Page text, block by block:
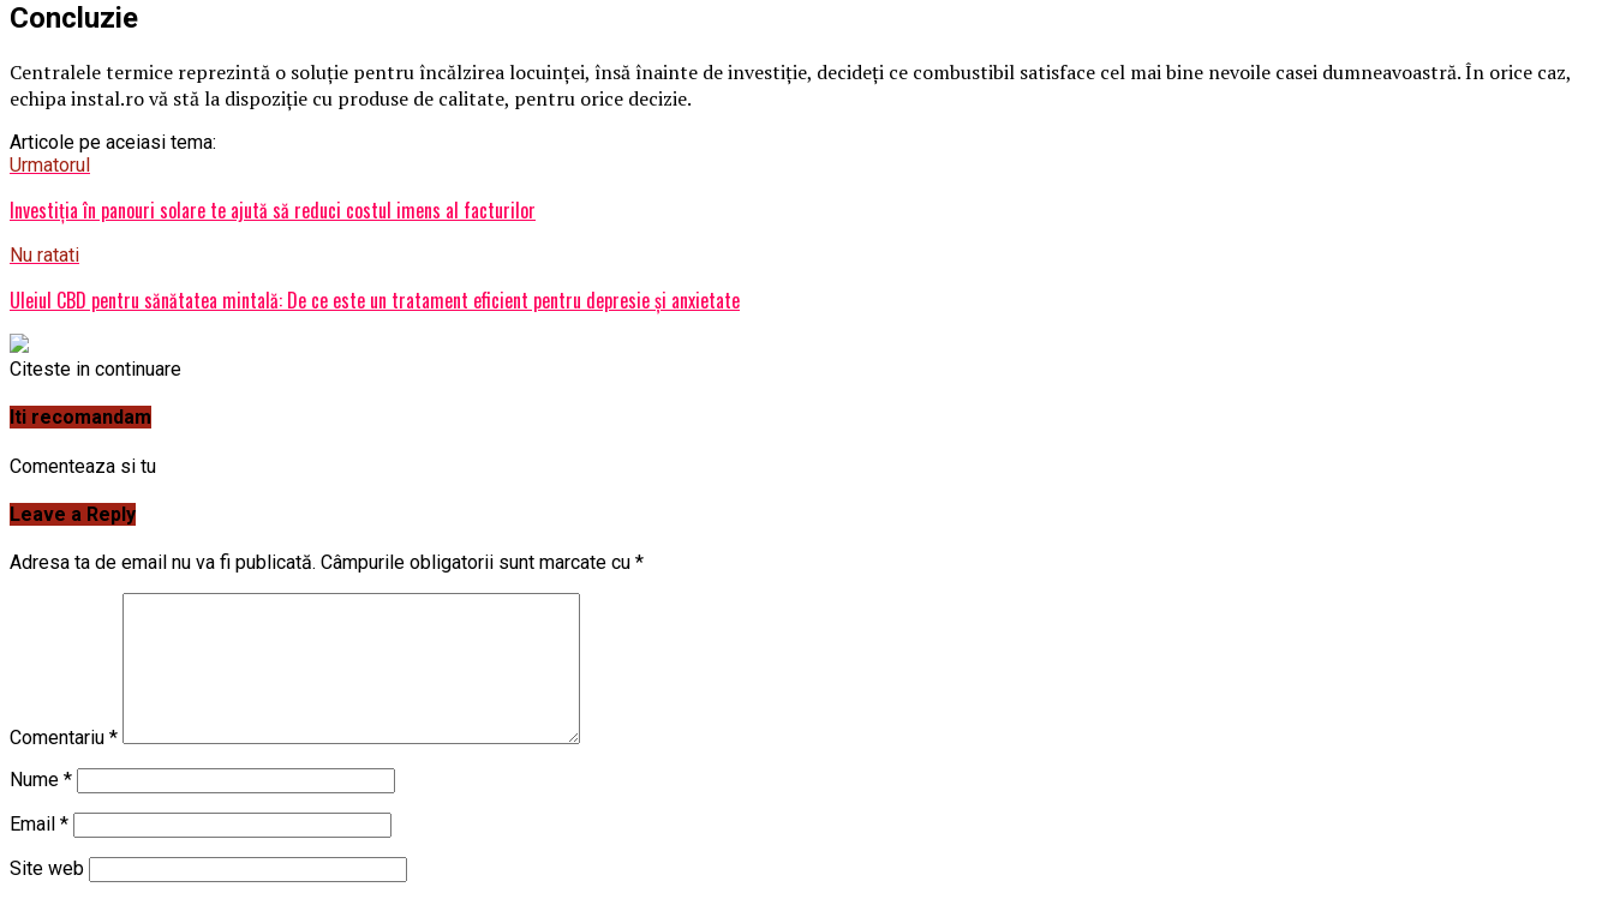
Concluzie
Centralele termice reprezintă o soluție pentru încălzirea locuinței, însă înainte de investiție, decideți ce combustibil satisface cel mai bine nevoile casei dumneavoastră. În orice caz,
echipa instal.ro vă stă la dispoziție cu produse de calitate, pentru orice decizie.
Articole pe aceiasi tema:
Urmatorul
Investiţia în panouri solare te ajută să reduci costul imens al facturilor
Nu ratati
Uleiul CBD pentru sănătatea mintală: De ce este un tratament eficient pentru depresie și anxietate
Citeste in continuare
Iti recomandam
Comenteaza si tu
Leave a Reply
Adresa ta de email nu va fi publicată. Câmpurile obligatorii sunt marcate cu *
Comentariu *
Nume *
Email *
Site web